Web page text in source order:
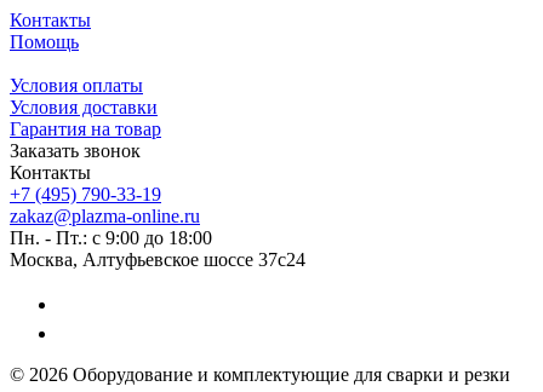
Контакты
Помощь
Условия оплаты
Условия доставки
Гарантия на товар
Заказать звонок
Контакты
+7 (495) 790-33-19
zakaz@plazma-online.ru
Пн. - Пт.: с 9:00 до 18:00
Москва, Алтуфьевское шоссе 37с24
© 2026 Оборудование и комплектующие для сварки и резки